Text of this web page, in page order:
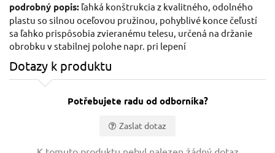
podrobný popis: ľahká konštrukcia z kvalitného, odolného
plastu so silnou oceľovou pružinou, pohyblivé konce čeľustí
sa ľahko prispôsobia zvieranému telesu, určená na držanie
obrobku v stabilnej polohe napr. pri lepení
Dotazy k produktu
Potřebujete radu od odborníka?
Zaslat dotaz